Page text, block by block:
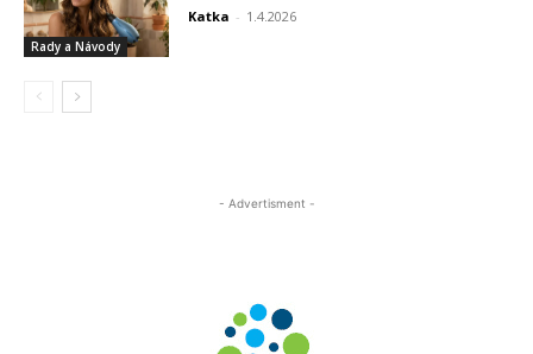
Rady a Návody
Katka - 1.4.2026
- Advertisment -